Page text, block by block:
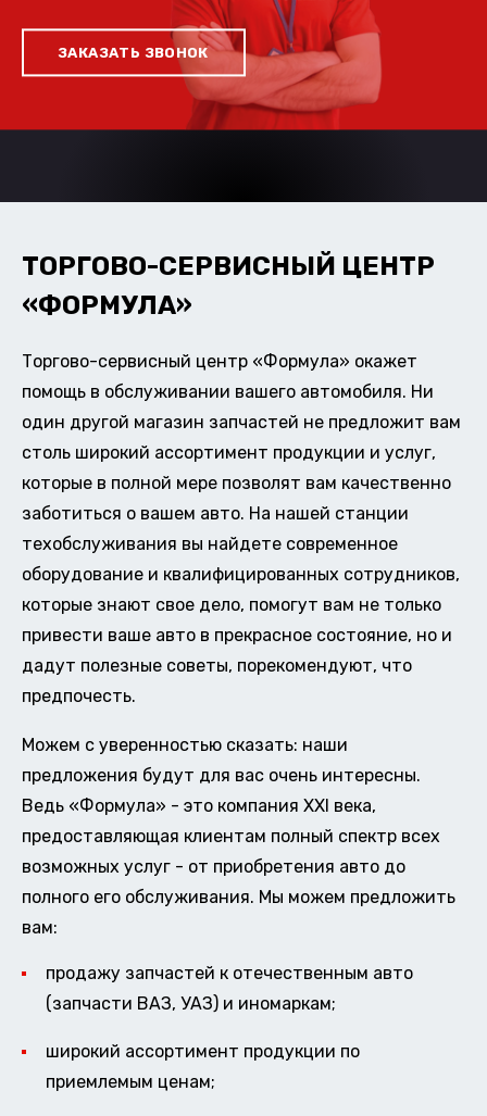
ЗАКАЗАТЬ ЗВОНОК
ТОРГОВО-СЕРВИСНЫЙ ЦЕНТР
«ФОРМУЛА»
Торгово-сервисный центр «Формула» окажет
помощь в обслуживании вашего автомобиля. Ни
один другой магазин запчастей не предложит вам
столь широкий ассортимент продукции и услуг,
которые в полной мере позволят вам качественно
заботиться о вашем авто. На нашей станции
техобслуживания вы найдете современное
оборудование и квалифицированных сотрудников,
которые знают свое дело, помогут вам не только
привести ваше авто в прекрасное состояние, но и
дадут полезные советы, порекомендуют, что
предпочесть.
Можем с уверенностью сказать: наши
предложения будут для вас очень интересны.
Ведь «Формула» - это компания XXI века,
предоставляющая клиентам полный спектр всех
возможных услуг - от приобретения авто до
полного его обслуживания. Мы можем предложить
вам:
продажу запчастей к отечественным авто
(запчасти ВАЗ, УАЗ) и иномаркам;
широкий ассортимент продукции по
приемлемым ценам;